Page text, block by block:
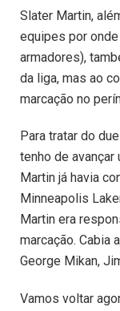
Slater Martin,
equipes por
armadores),
da liga, mas ao
marcação no
Para tratar do
tenho de avançar
Martin já havia
Minneapolis
Martin era
marcação. Cabia
George Mikan,
Vamos voltar